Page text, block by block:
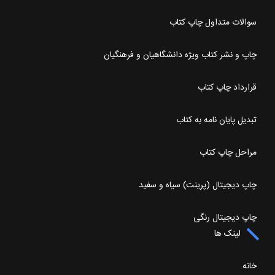
سوالات متداول چاپ کتاب
چاپ و نشر کتاب ویژه دانشگاهیان و فرهنگیان
قرارداد چاپ کتاب
تبدیل پایان نامه به کتاب
مراحل چاپ کتاب
چاپ دیجیتال (پرینت) سیاه و سفید
چاپ دیجیتال رنگی
لینک ها
خانه